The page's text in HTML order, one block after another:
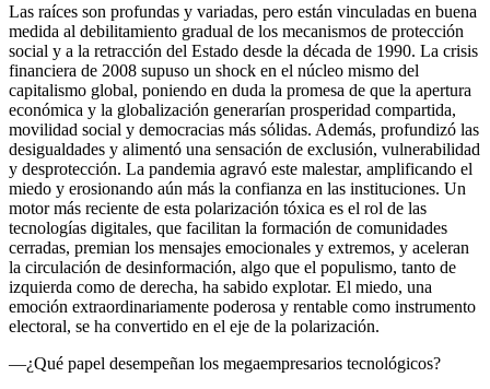
Las raíces son profundas y variadas, pero están vinculadas en buena
medida al debilitamiento gradual de los mecanismos de protección
social y a la retracción del Estado desde la década de 1990. La crisis
financiera de 2008 supuso un shock en el núcleo mismo del
capitalismo global, poniendo en duda la promesa de que la apertura
económica y la globalización generarían prosperidad compartida,
movilidad social y democracias más sólidas. Además, profundizó las
desigualdades y alimentó una sensación de exclusión, vulnerabilidad
y desprotección. La pandemia agravó este malestar, amplificando el
miedo y erosionando aún más la confianza en las instituciones. Un
motor más reciente de esta polarización tóxica es el rol de las
tecnologías digitales, que facilitan la formación de comunidades
cerradas, premian los mensajes emocionales y extremos, y aceleran
la circulación de desinformación, algo que el populismo, tanto de
izquierda como de derecha, ha sabido explotar. El miedo, una
emoción extraordinariamente poderosa y rentable como instrumento
electoral, se ha convertido en el eje de la polarización.
—¿Qué papel desempeñan los megaempresarios tecnológicos?